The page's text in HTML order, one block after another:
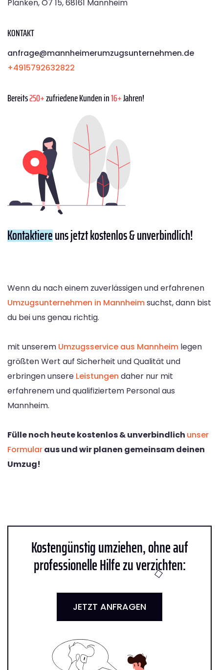
Planken, O7 15, 68161 Mannheim
KONTAKT
anfrage@mannheimerumzugsunternehmen.de
+4915792632822
Bereits250+zufriedene Kunden in16+Jahren!
Kontaktiereuns jetzt kostenlos & unverbindlich!
Wenn du nach einem zuverlässigen und erfahrenen
Umzugsunternehmen in Mannheimsuchst, dann bist
du bei uns genau richtig.
mit unserem Umzugsservice aus Mannheim legen
größten Wert auf Sicherheit und Qualität und
erbringen unsere Leistungen daher nur mit
erfahrenem und qualifiziertem Personal aus
Mannheim.
Fülle noch heute kostenlos & unverbindlich unser
Formularaus und wir planen gemeinsam deinen
Umzug!
Kostengünstig umziehen, ohne auf
professionelle Hilfe zu verzichten:
JETZT ANFRAGEN